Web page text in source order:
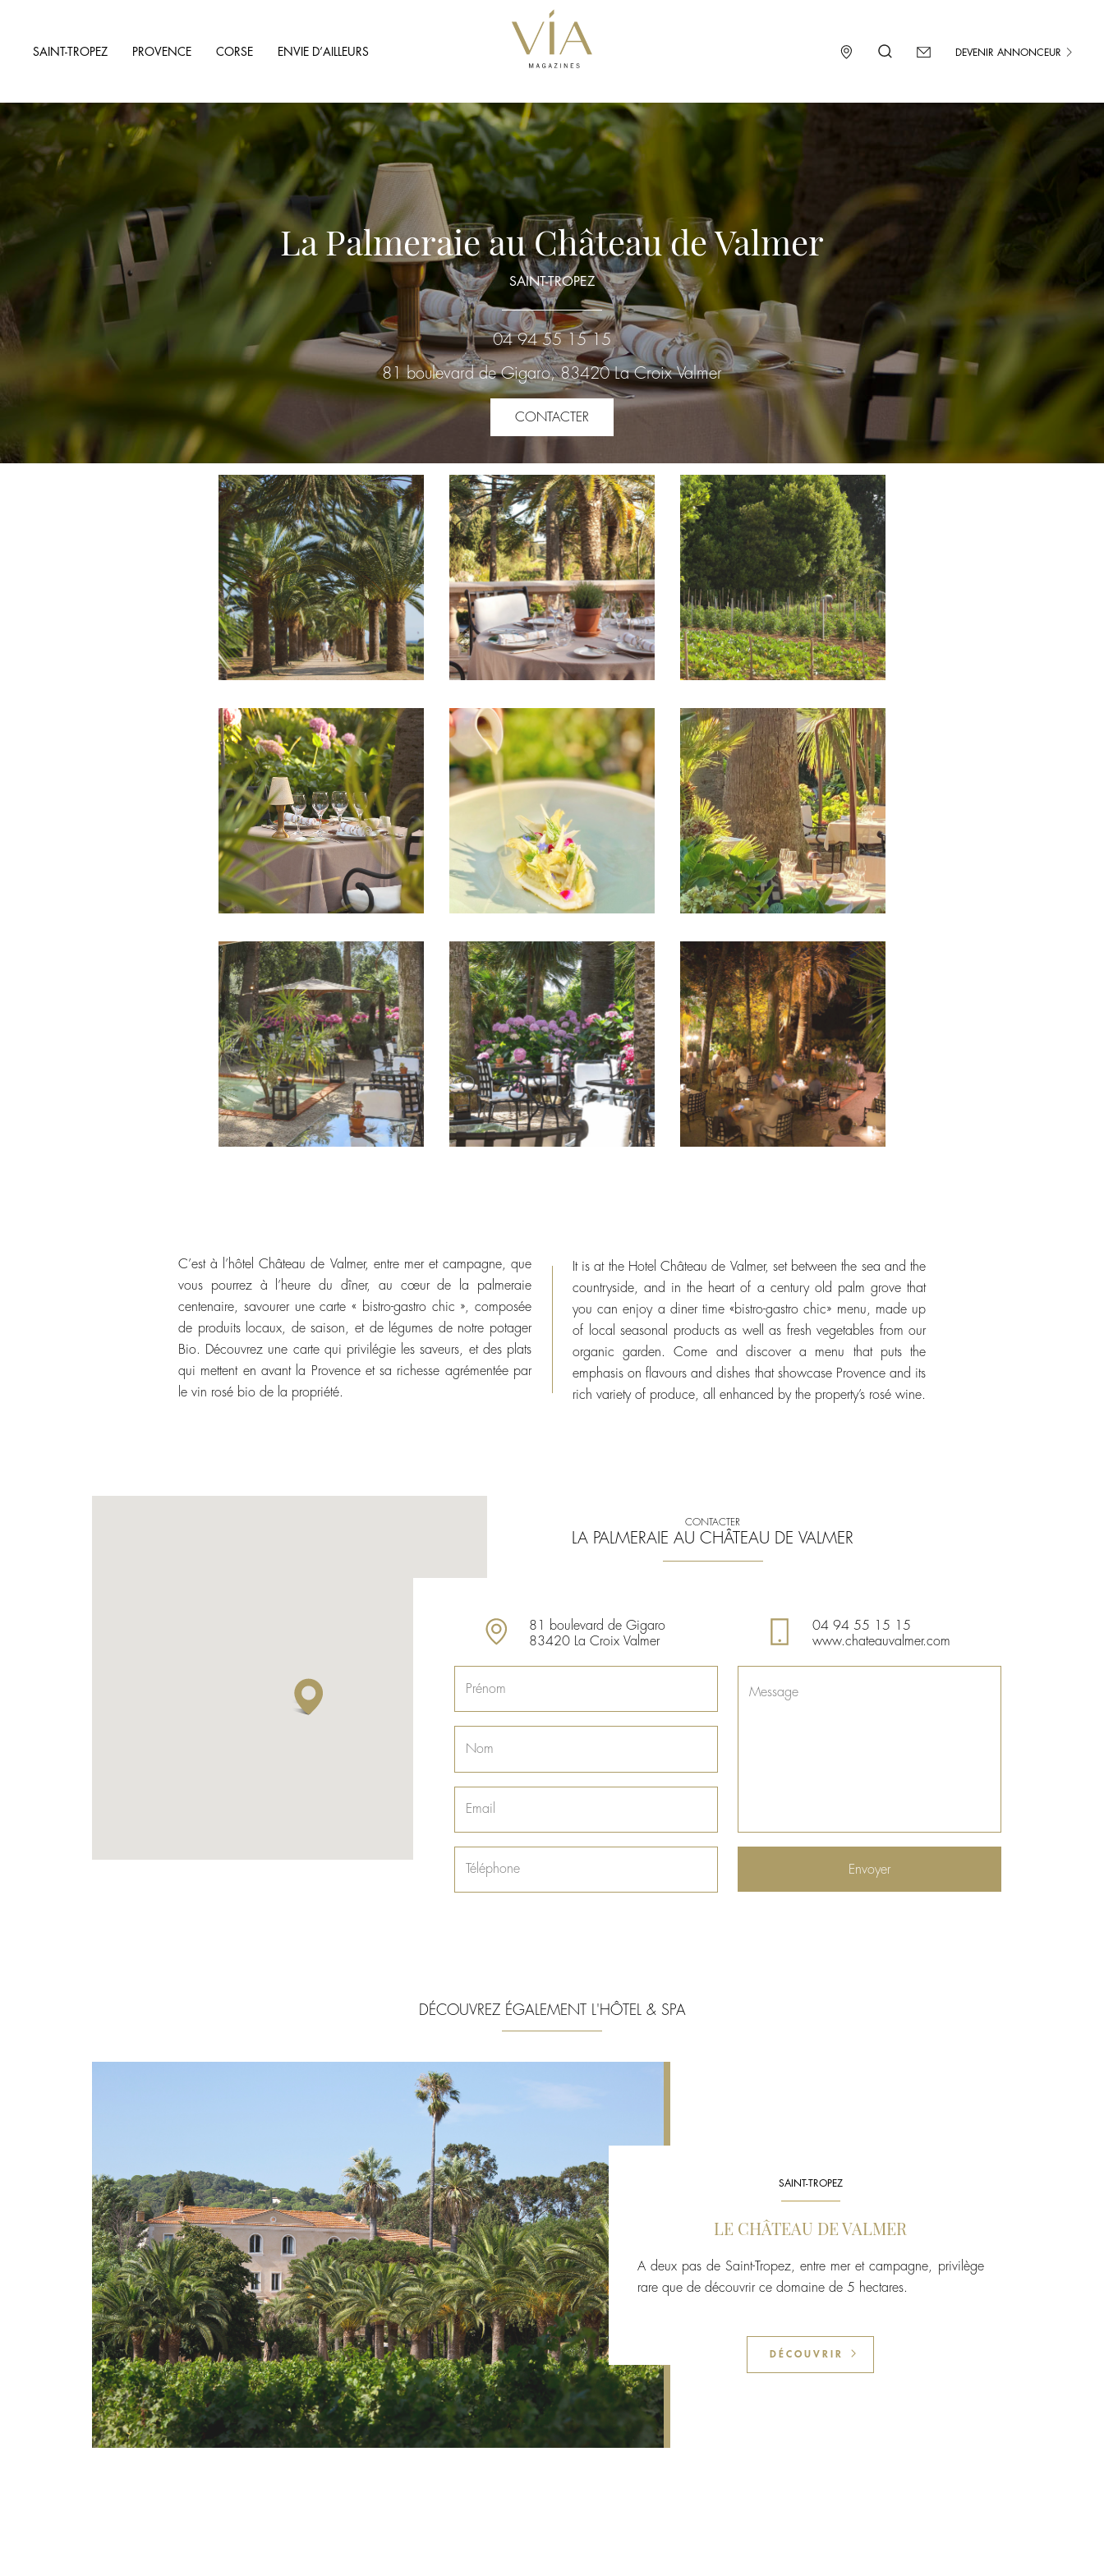
SAINT-TROPEZ PROVENCE CORSE ENVIE D’AILLEURS DEVENIR ANNONCEUR
La Palmeraie au Château de Valmer
SAINT-TROPEZ
04 94 55 15 15
81 boulevard de Gigaro, 83420 La Croix Valmer
CONTACTER
C’est à l’hôtel Château de Valmer, entre mer et campagne, que
vous pourrez à l’heure du dîner, au cœur de la palmeraie
centenaire, savourer une carte « bistro-gastro chic », composée
de produits locaux, de saison, et de légumes de notre potager
Bio. Découvrez une carte qui privilégie les saveurs, et des plats
qui mettent en avant la Provence et sa richesse agrémentée par
le vin rosé bio de la propriété.
It is at the Hotel Château de Valmer, set between the sea and the
countryside, and in the heart of a century old palm grove that
you can enjoy a diner time «bistro-gastro chic» menu, made up
of local seasonal products as well as fresh vegetables from our
organic garden. Come and discover a menu that puts the
emphasis on flavours and dishes that showcase Provence and its
rich variety of produce, all enhanced by the property’s rosé wine.
CONTACTER
LA PALMERAIE AU CHÂTEAU DE VALMER
81 boulevard de Gigaro
83420 La Croix Valmer
04 94 55 15 15
www.chateauvalmer.com
DÉCOUVREZ ÉGALEMENT L'HÔTEL & SPA
SAINT-TROPEZ
LE CHÂTEAU DE VALMER
A deux pas de Saint-Tropez, entre mer et campagne, privilège
rare que de découvrir ce domaine de 5 hectares.
DÉCOUVRIR